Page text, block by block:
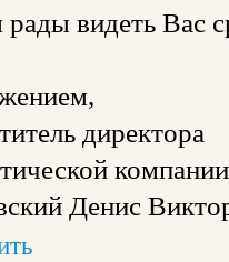
рады видеть Вас
директора
Денис